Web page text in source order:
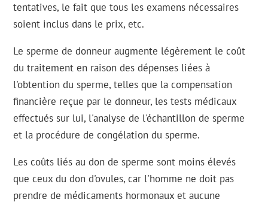
tentatives, le fait que tous les examens nécessaires
soient inclus dans le prix, etc.
Le sperme de donneur augmente légèrement le coût
du traitement en raison des dépenses liées à
l'obtention du sperme, telles que la compensation
financière reçue par le donneur, les tests médicaux
effectués sur lui, l'analyse de l'échantillon de sperme
et la procédure de congélation du sperme.
Les coûts liés au don de sperme sont moins élevés
que ceux du don d'ovules, car l'homme ne doit pas
prendre de médicaments hormonaux et aucune